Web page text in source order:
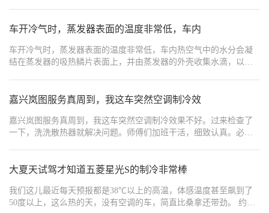
车开冷气时，蒸发器表面的温度非常低，车内
车开冷气时，蒸发器表面的温度非常低，车内热空气中的水分会凝
结在蒸发器的吸热鳞片表面上，并由蒸发器的外壳收集水滴，以管
致很多车主发现自己的爱车刹车盘上有明显的锈迹。不明白的新
嘉兴岚图服务真周到，我这车突然空调制冷效
嘉兴岚图服务真周到，我这车突然空调制冷效果不好。过来检查了
一下，洗洗散热器就解决问题。师傅们加班干活，细致认真。必须
大夏天试驾才知道五菱星光S的制冷非常棒
我们这儿最近每天预报都是38℃以上的高温，体感温度甚至飙到了
50度以上，这么热的天，没有空调的车，简直比桑拿还带劲。 约了